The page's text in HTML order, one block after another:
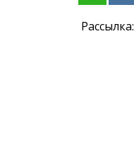
Рассылка: